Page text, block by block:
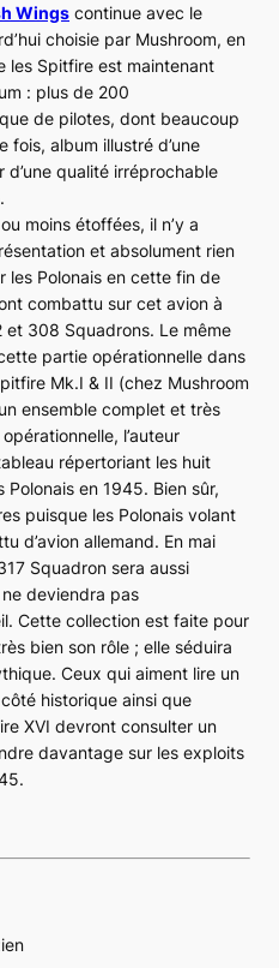
Wings continue avec le
choisie par Mushroom, en
les Spitfire est maintenant
: plus de 200
de pilotes, dont beaucoup
fois, album illustré d’une
qualité irréprochable
moins étoffées, il n’y a
et absolument rien
les Polonais en cette fin de
combattu sur cet avion à
et 308 Squadrons. Le même
partie opérationnelle dans
Mk.I & II (chez Mushroom
ensemble complet et très
l’auteur
répertoriant les huit
Polonais en 1945. Bien sûr,
puisque les Polonais volant
d’avion allemand. En mai
Squadron sera aussi
ne deviendra pas
Cette collection est faite pour
bien son rôle ; elle séduira
Ceux qui aiment lire un
historique ainsi que
XVI devront consulter un
davantage sur les exploits